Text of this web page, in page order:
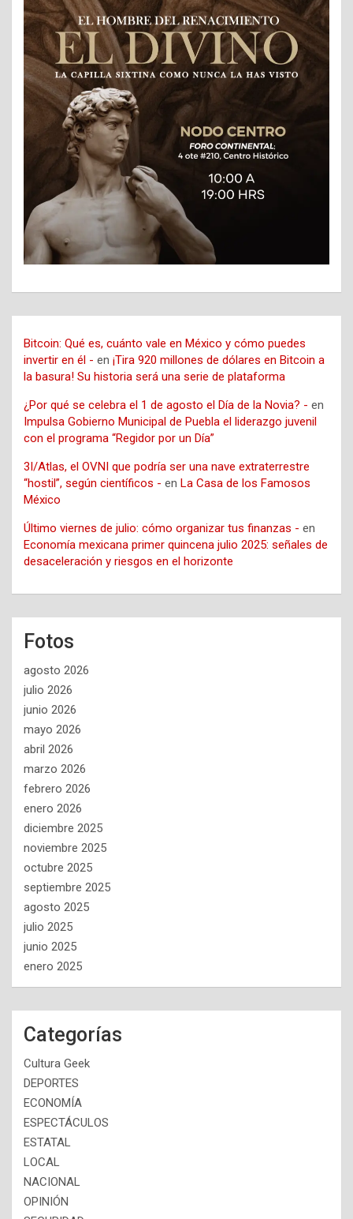
Bitcoin: Qué es, cuánto vale en México y cómo puedes
invertir en él - en ¡Tira 920 millones de dólares en Bitcoin a
la basura! Su historia será una serie de plataforma
¿Por qué se celebra el 1 de agosto el Día de la Novia? - en
Impulsa Gobierno Municipal de Puebla el liderazgo juvenil
con el programa “Regidor por un Día”
3I/Atlas, el OVNI que podría ser una nave extraterrestre
“hostil”, según científicos - en La Casa de los Famosos
México
Último viernes de julio: cómo organizar tus finanzas - en
Economía mexicana primer quincena julio 2025: señales de
desaceleración y riesgos en el horizonte
Fotos
agosto 2026
julio 2026
junio 2026
mayo 2026
abril 2026
marzo 2026
febrero 2026
enero 2026
diciembre 2025
noviembre 2025
octubre 2025
septiembre 2025
agosto 2025
julio 2025
junio 2025
enero 2025
Categorías
Cultura Geek
DEPORTES
ECONOMÍA
ESPECTÁCULOS
ESTATAL
LOCAL
NACIONAL
OPINIÓN